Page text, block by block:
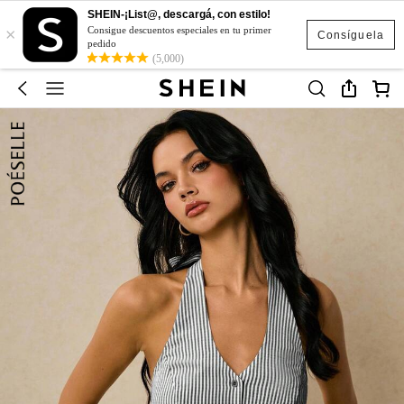
Consíguela
×
SHEIN-¡List@, descargá, con estilo!
Consigue descuentos especiales en tu primer
pedido
(5,000)